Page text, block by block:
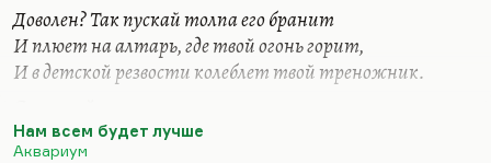
Доволен? Так пускай толпа его бранит
И плюет на алтарь, где твой огонь горит,
И в детской резвости колеблет твой треножник.
алтарь, но и в лицо, надо, наверное,
Нам всем будет лучше
Аквариум